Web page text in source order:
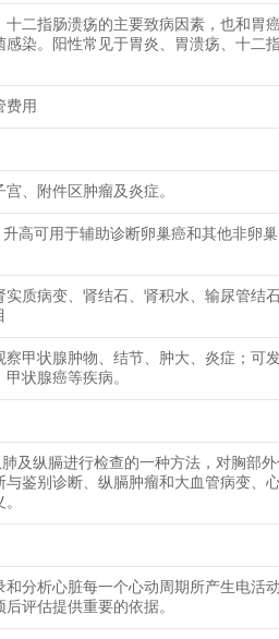
二指肠溃疡的主要致病因素，也和胃
染。阳性常见于胃炎、胃溃疡、十二
费用
、附件区肿瘤及炎症。
高可用于辅助诊断卵巢癌和其他非卵
质病变、肾结石、肾积水、输尿管结
甲状腺肿物、结节、肿大、炎症；可
状腺癌等疾病。
及纵膈进行检查的一种方法，对胸部
鉴别诊断、纵膈肿瘤和大血管病变、
分析心脏每一个心动周期所产生电活
评估提供重要的依据。